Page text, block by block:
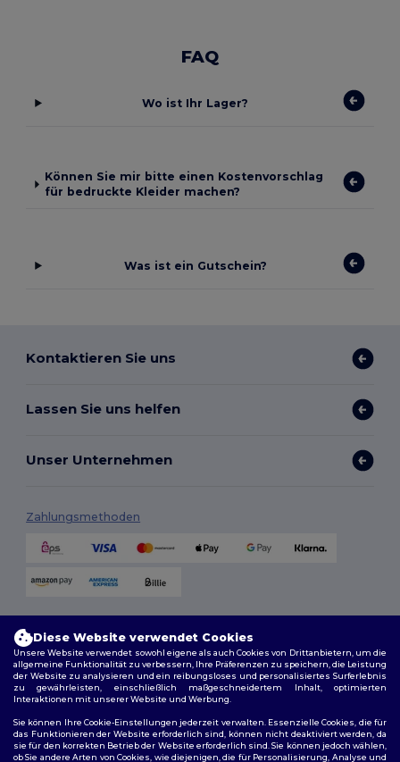
FAQ
Wo ist Ihr Lager?
Können Sie mir bitte einen Kostenvorschlag
für bedruckte Kleider machen?
Was ist ein Gutschein?
Kontaktieren Sie uns
Lassen Sie uns helfen
Unser Unternehmen
Zahlungsmethoden
Folge uns
Diese Website verwendet Cookies
Unsere Website verwendet sowohl eigene als auch Cookies von Drittanbietern, um die
allgemeine Funktionalität zu verbessern, Ihre Präferenzen zu speichern, die Leistung
der Website zu analysieren und ein reibungsloses und personalisiertes Surferlebnis
zu gewährleisten, einschließlich maßgeschneidertem Inhalt, optimierten
Interaktionen mit unserer Website und Werbung.
Sie können Ihre Cookie-Einstellungen jederzeit verwalten. Essenzielle Cookies, die für
das Funktionieren der Website erforderlich sind, können nicht deaktiviert werden, da
sie für den korrekten Betrieb der Website erforderlich sind. Sie können jedoch wählen,
ob Sie andere Arten von Cookies, wie diejenigen, die für Personalisierung, Analyse und